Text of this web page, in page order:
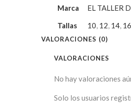
Marca
EL TALLER
Tallas
10 12 14 16
VALORACIONES (0)
VALORACIONES
No hay valoraciones
Solo los usuarios